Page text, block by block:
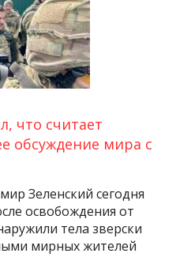
что считает
обсуждение мира с
Зеленский сегодня
освобождения от
тела зверски
мирных жителей